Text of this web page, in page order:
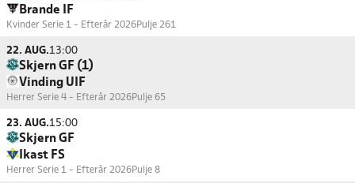
Brande IF
Kvinder Serie 1 - Efterår 2026Pulje 261
22. AUG.13:00
Skjern GF (1)
Vinding UIF
Herrer Serie 4 - Efterår 2026Pulje 65
23. AUG.15:00
Skjern GF
Ikast FS
Herrer Serie 1 - Efterår 2026Pulje 8